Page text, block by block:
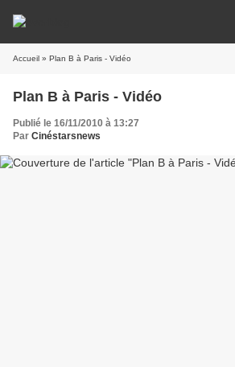
Accueil » Plan B à Paris - Vidéo
Plan B à Paris - Vidéo
Publié le 16/11/2010 à 13:27
Par Cinéstarsnews